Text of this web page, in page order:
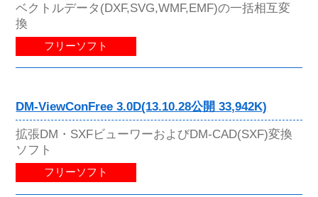
ベクトルデータ(DXF,SVG,WMF,EMF)の一括相互変
換
フリーソフト
DM-ViewConFree 3.0D(13.10.28公開 33,942K)
拡張DM・SXFビューワーおよびDM-CAD(SXF)変換
ソフト
フリーソフト